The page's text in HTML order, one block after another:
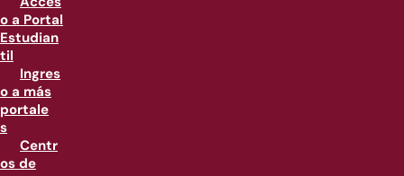
o a Portal
Estudian
til
Ingres
o a más
portale
s
Centr
os de